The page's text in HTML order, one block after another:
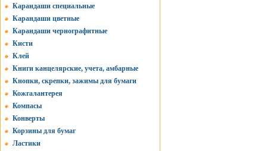
Карандаши специальные
Карандаши цветные
Карандаши чернографитные
Кисти
Клей
Книги канцелярские, учета, амбарные
Кнопки, скрепки, зажимы для бумаги
Кожгалантерея
Компасы
Конверты
Корзины для бумаг
Ластики